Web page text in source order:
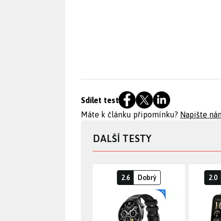
Sdílet test
Máte k článku připomínku? Napište
DALŠÍ TESTY
2.6 Dobrý 2.0